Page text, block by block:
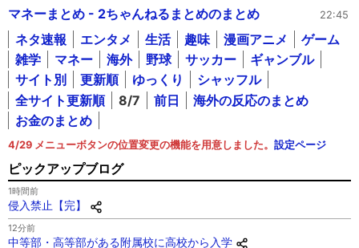
マネーまとめ - 2ちゃんねるまとめのまとめ 22:45
ネタ速報 エンタメ 生活 趣味 漫画アニメ
ゲーム
雑学
マネー 海外 野球 サッカー
ギャンブル
サイト別
更新順 ゆっくり
シャッフル
全サイト更新順
8/7 前日
海外の反応のまとめ
お金のまとめ
4/29 メニューボタンの位置変更の機能を用意しました。 設定ページ
ピックアップブログ
1時間前
侵入禁止【完】
12分前
中等部・高等部がある附属校に高校から入学